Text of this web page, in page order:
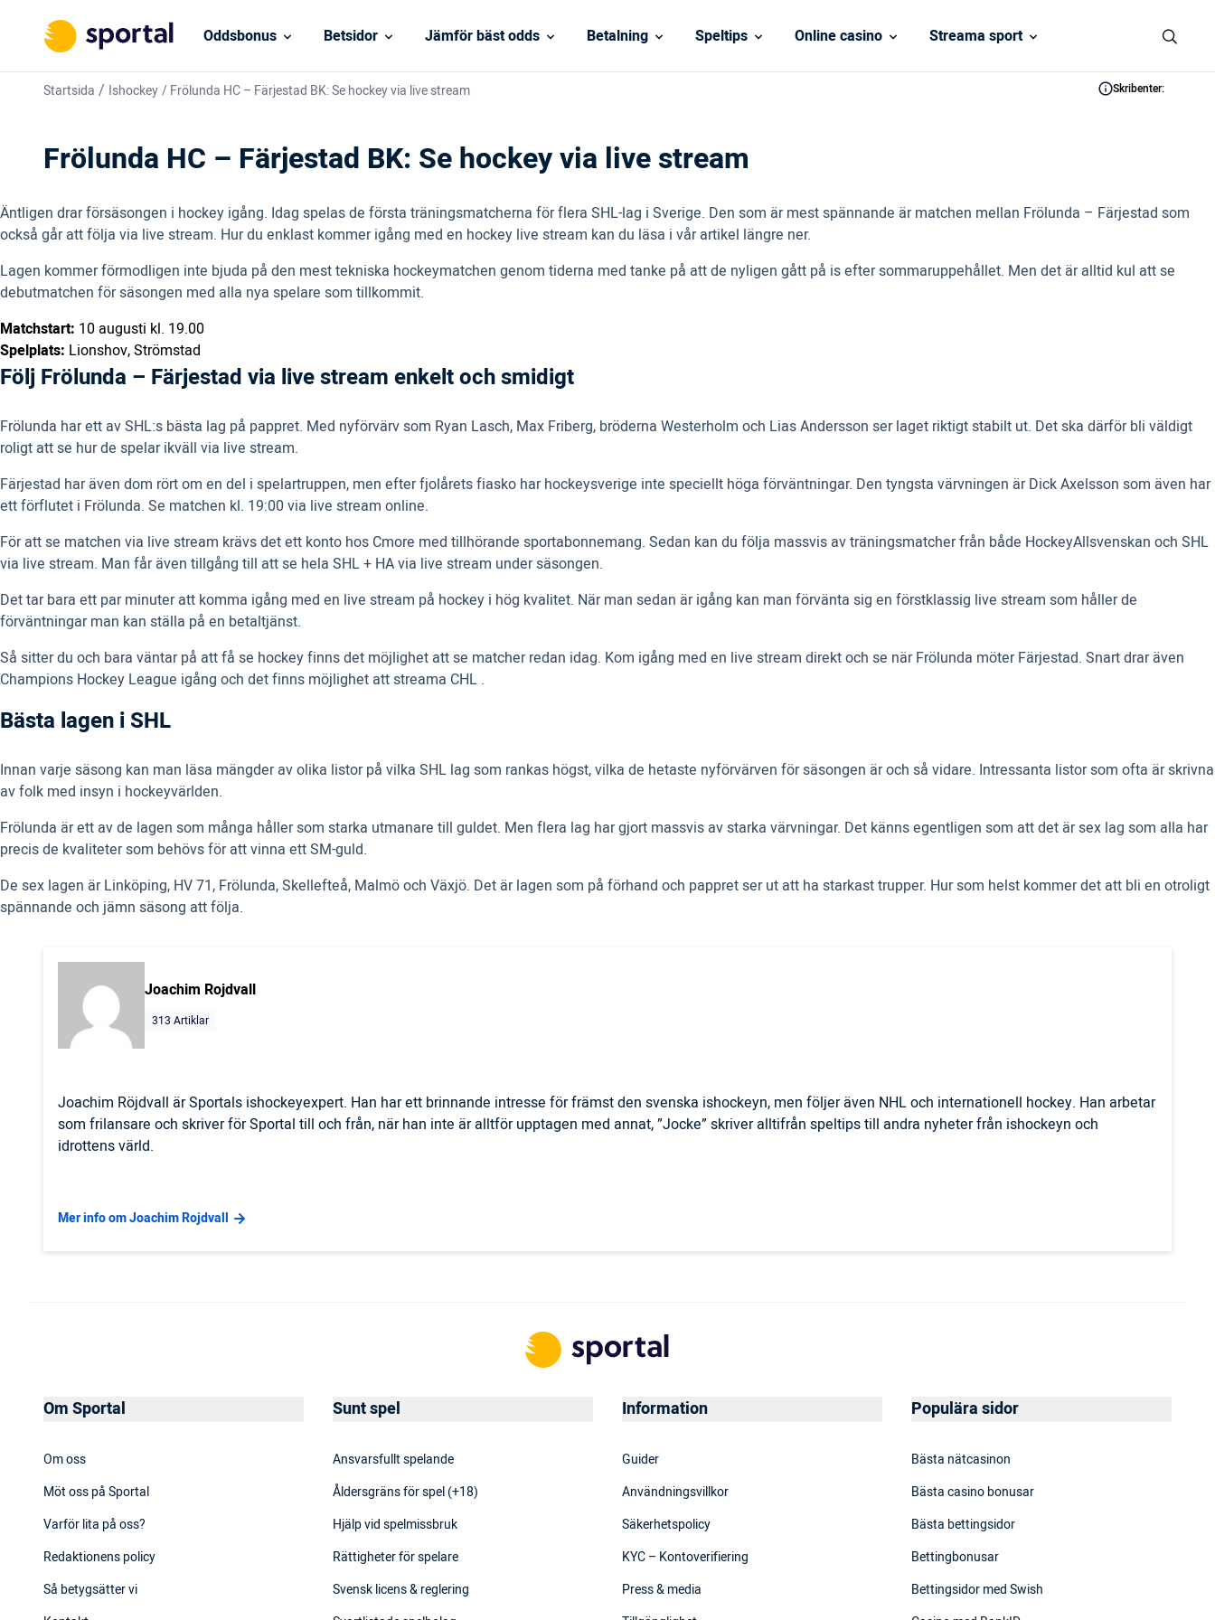
Oddsbonus Betsidor Jämför bäst odds Betalning Speltips Online casino Streama sport
Startsida / Ishockey/Frölunda HC – Färjestad BK: Se hockey via live stream Skribenter:
Frölunda HC – Färjestad BK: Se hockey via live stream
Äntligen drar försäsongen i hockey igång. Idag spelas de första träningsmatcherna för flera SHL-lag i Sverige. Den som är mest spännande är matchen mellan Frölunda – Färjestad som
också går att följa via live stream. Hur du enklast kommer igång med en hockey live stream kan du läsa i vår artikel längre ner.
Lagen kommer förmodligen inte bjuda på den mest tekniska hockeymatchen genom tiderna med tanke på att de nyligen gått på is efter sommaruppehållet. Men det är alltid kul att se
debutmatchen för säsongen med alla nya spelare som tillkommit.
Matchstart: 10 augusti kl. 19.00
Spelplats: Lionshov, Strömstad
Följ Frölunda – Färjestad via live stream enkelt och smidigt
Frölunda har ett av SHL:s bästa lag på pappret. Med nyförvärv som Ryan Lasch, Max Friberg, bröderna Westerholm och Lias Andersson ser laget riktigt stabilt ut. Det ska därför bli väldigt
roligt att se hur de spelar ikväll via live stream.
Färjestad har även dom rört om en del i spelartruppen, men efter fjolårets fiasko har hockeysverige inte speciellt höga förväntningar. Den tyngsta värvningen är Dick Axelsson som även har
ett förflutet i Frölunda. Se matchen kl. 19:00 via live stream online.
För att se matchen via live stream krävs det ett konto hos Cmore med tillhörande sportabonnemang. Sedan kan du följa massvis av träningsmatcher från både HockeyAllsvenskan och SHL
via live stream. Man får även tillgång till att se hela SHL + HA via live stream under säsongen.
Det tar bara ett par minuter att komma igång med en live stream på hockey i hög kvalitet. När man sedan är igång kan man förvänta sig en förstklassig live stream som håller de
förväntningar man kan ställa på en betaltjänst.
Så sitter du och bara väntar på att få se hockey finns det möjlighet att se matcher redan idag. Kom igång med en live stream direkt och se när Frölunda möter Färjestad. Snart drar även
Champions Hockey League igång och det finns möjlighet att streama CHL .
Bästa lagen i SHL
Innan varje säsong kan man läsa mängder av olika listor på vilka SHL lag som rankas högst, vilka de hetaste nyförvärven för säsongen är och så vidare. Intressanta listor som ofta är skrivna
av folk med insyn i hockeyvärlden.
Frölunda är ett av de lagen som många håller som starka utmanare till guldet. Men flera lag har gjort massvis av starka värvningar. Det känns egentligen som att det är sex lag som alla har
precis de kvaliteter som behövs för att vinna ett SM-guld.
De sex lagen är Linköping, HV 71, Frölunda, Skellefteå, Malmö och Växjö. Det är lagen som på förhand och pappret ser ut att ha starkast trupper. Hur som helst kommer det att bli en otroligt
spännande och jämn säsong att följa.
Joachim Rojdvall
313 Artiklar
Joachim Röjdvall är Sportals ishockeyexpert. Han har ett brinnande intresse för främst den svenska ishockeyn, men följer även NHL och internationell hockey. Han arbetar
som frilansare och skriver för Sportal till och från, när han inte är alltför upptagen med annat, ”Jocke” skriver alltifrån speltips till andra nyheter från ishockeyn och
idrottens värld.
Mer info om Joachim Rojdvall
Om Sportal
Om oss
Möt oss på Sportal
Varför lita på oss?
Redaktionens policy
Så betygsätter vi
Sunt spel
Ansvarsfullt spelande
Åldersgräns för spel (+18)
Hjälp vid spelmissbruk
Rättigheter för spelare
Svensk licens & reglering
Information
Guider
Användningsvillkor
Säkerhetspolicy
KYC – Kontoverifiering
Press & media
Populära sidor
Bästa nätcasinon
Bästa casino bonusar
Bästa bettingsidor
Bettingbonusar
Bettingsidor med Swish